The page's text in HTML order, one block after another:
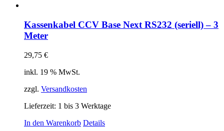
Kassenkabel CCV Base Next RS232 (seriell) – 3
Meter
29,75 €
inkl. 19 % MwSt.
zzgl. Versandkosten
Lieferzeit: 1 bis 3 Werktage
In den Warenkorb Details